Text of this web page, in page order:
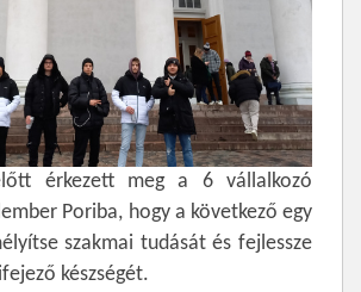
érkezett meg a 6 vállalkozó
Poriba, hogy a következő egy
szakmai tudását és fejlessze
készségét.